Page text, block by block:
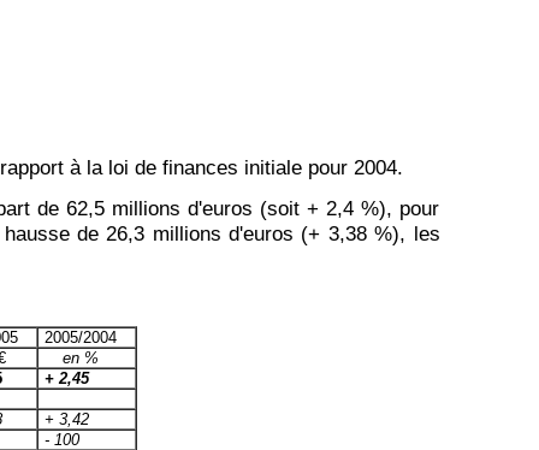
à la loi de finances initiale pour 2004.
de 62,5 millions d'euros (soit + 2,4 %), pour
de 26,3 millions d'euros (+ 3,38 %), les
2005/2004
en %
+ 2,45
+ 3,42
- 100